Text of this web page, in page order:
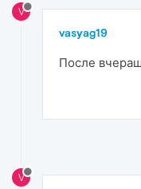
V
vasyag19
После
V